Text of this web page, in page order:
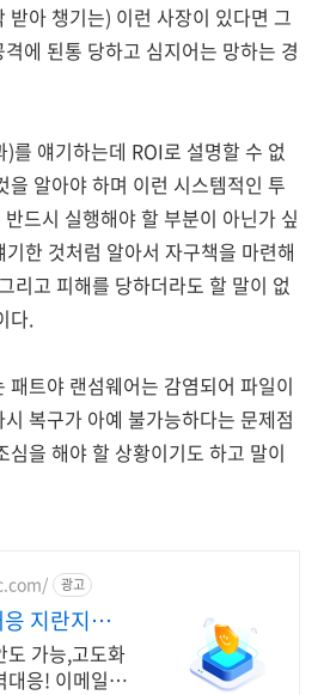
받아 챙기는) 이런 사장이 있다면 그
에 된통 당하고 심지어는 망하는 경
를 얘기하는데 ROI로 설명할 수 없
을 알아야 하며 이런 시스템적인 투
드시 실행해야 할 부분이 아닌가 싶
한 것처럼 알아서 자구책을 마련해
리고 피해를 당하더라도 할 말이 없
다.
패트야 랜섬웨어는 감염되어 파일이
복구가 아예 불가능하다는 문제점
심을 해야 할 상황이기도 하고 말이
광고
지란지교
기업
도 가능,고도화
응! 이메일 시